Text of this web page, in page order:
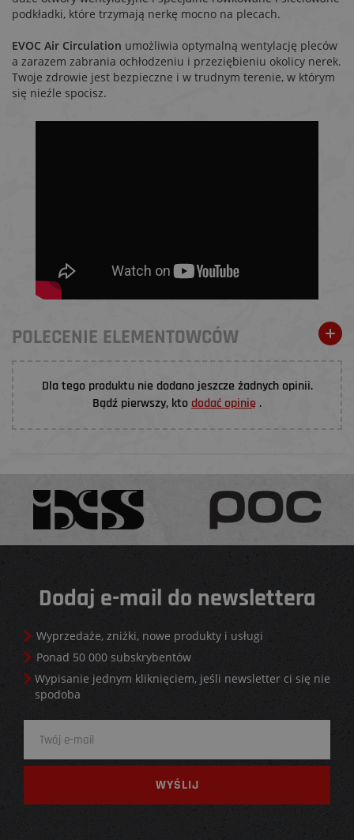
podkładki, które trzymają nerkę mocno na plecach.
EVOC Air Circulation umożliwia optymalną wentylację pleców
a zarazem zabrania ochłodzeniu i przeziębieniu okolicy nerek.
Twoje zdrowie jest bezpieczne i w trudnym terenie, w którym
się nieźle spocisz.
POLECENIE ELEMENTOWCÓW
Dla tego produktu nie dodano jeszcze żadnych opinii.
Bądź pierwszy, ktododać opinię .
Dodaj e-mail do newslettera
Wyprzedaże, zniżki, nowe produkty i usługi
Ponad 50 000 subskrybentów
Wypisanie jednym kliknięciem, jeśli newsletter ci się nie
spodoba